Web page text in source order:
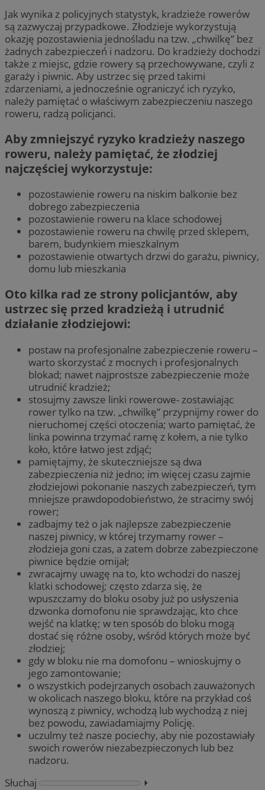
Jak wynika z policyjnych statystyk, kradzieże rowerów
są zazwyczaj przypadkowe. Złodzieje wykorzystują
okazję pozostawienia jednośladu na tzw. „chwilkę” bez
żadnych zabezpieczeń i nadzoru. Do kradzieży dochodzi
także z miejsc, gdzie rowery są przechowywane, czyli z
garaży i piwnic. Aby ustrzec się przed takimi
zdarzeniami, a jednocześnie ograniczyć ich ryzyko,
należy pamiętać o właściwym zabezpieczeniu naszego
roweru, radzą policjanci.
Aby zmniejszyć ryzyko kradzieży naszego
roweru, należy pamiętać, że złodziej
najczęściej wykorzystuje:
pozostawienie roweru na niskim balkonie bez
dobrego zabezpieczenia
pozostawienie roweru na klace schodowej
pozostawienie roweru na chwilę przed sklepem,
barem, budynkiem mieszkalnym
pozostawienie otwartych drzwi do garażu, piwnicy,
domu lub mieszkania
Oto kilka rad ze strony policjantów, aby
ustrzec się przed kradzieżą i utrudnić
działanie złodziejowi:
postaw na profesjonalne zabezpieczenie roweru –
warto skorzystać z mocnych i profesjonalnych
blokad; nawet najprostsze zabezpieczenie może
utrudnić kradzież;
stosujmy zawsze linki rowerowe- zostawiając
rower tylko na tzw. „chwilkę” przypnijmy rower do
nieruchomej części otoczenia; warto pamiętać, że
linka powinna trzymać ramę z kołem, a nie tylko
koło, które łatwo jest zdjąć;
pamiętajmy, że skuteczniejsze są dwa
zabezpieczenia niż jedno; im więcej czasu zajmie
złodziejowi pokonanie naszych zabezpieczeń, tym
mniejsze prawdopodobieństwo, że stracimy swój
rower;
zadbajmy też o jak najlepsze zabezpieczenie
naszej piwnicy, w której trzymamy rower –
złodzieja goni czas, a zatem dobrze zabezpieczone
piwnice będzie omijał;
zwracajmy uwagę na to, kto wchodzi do naszej
klatki schodowej; często zdarza się, że
wpuszczamy do bloku osoby już po usłyszenia
dzwonka domofonu nie sprawdzając, kto chce
wejść na klatkę; w ten sposób do bloku mogą
dostać się różne osoby, wśród których może być
złodziej;
gdy w bloku nie ma domofonu – wnioskujmy o
jego zamontowanie;
o wszystkich podejrzanych osobach zauważonych
w okolicach naszego bloku, które na przykład coś
wynoszą z piwnicy, wchodzą lub wychodzą z niej
bez powodu, zawiadamiajmy Policję.
uczulmy też nasze pociechy, aby nie pozostawiały
swoich rowerów niezabezpieczonych lub bez
nadzoru.
Słuchaj
⏵︎